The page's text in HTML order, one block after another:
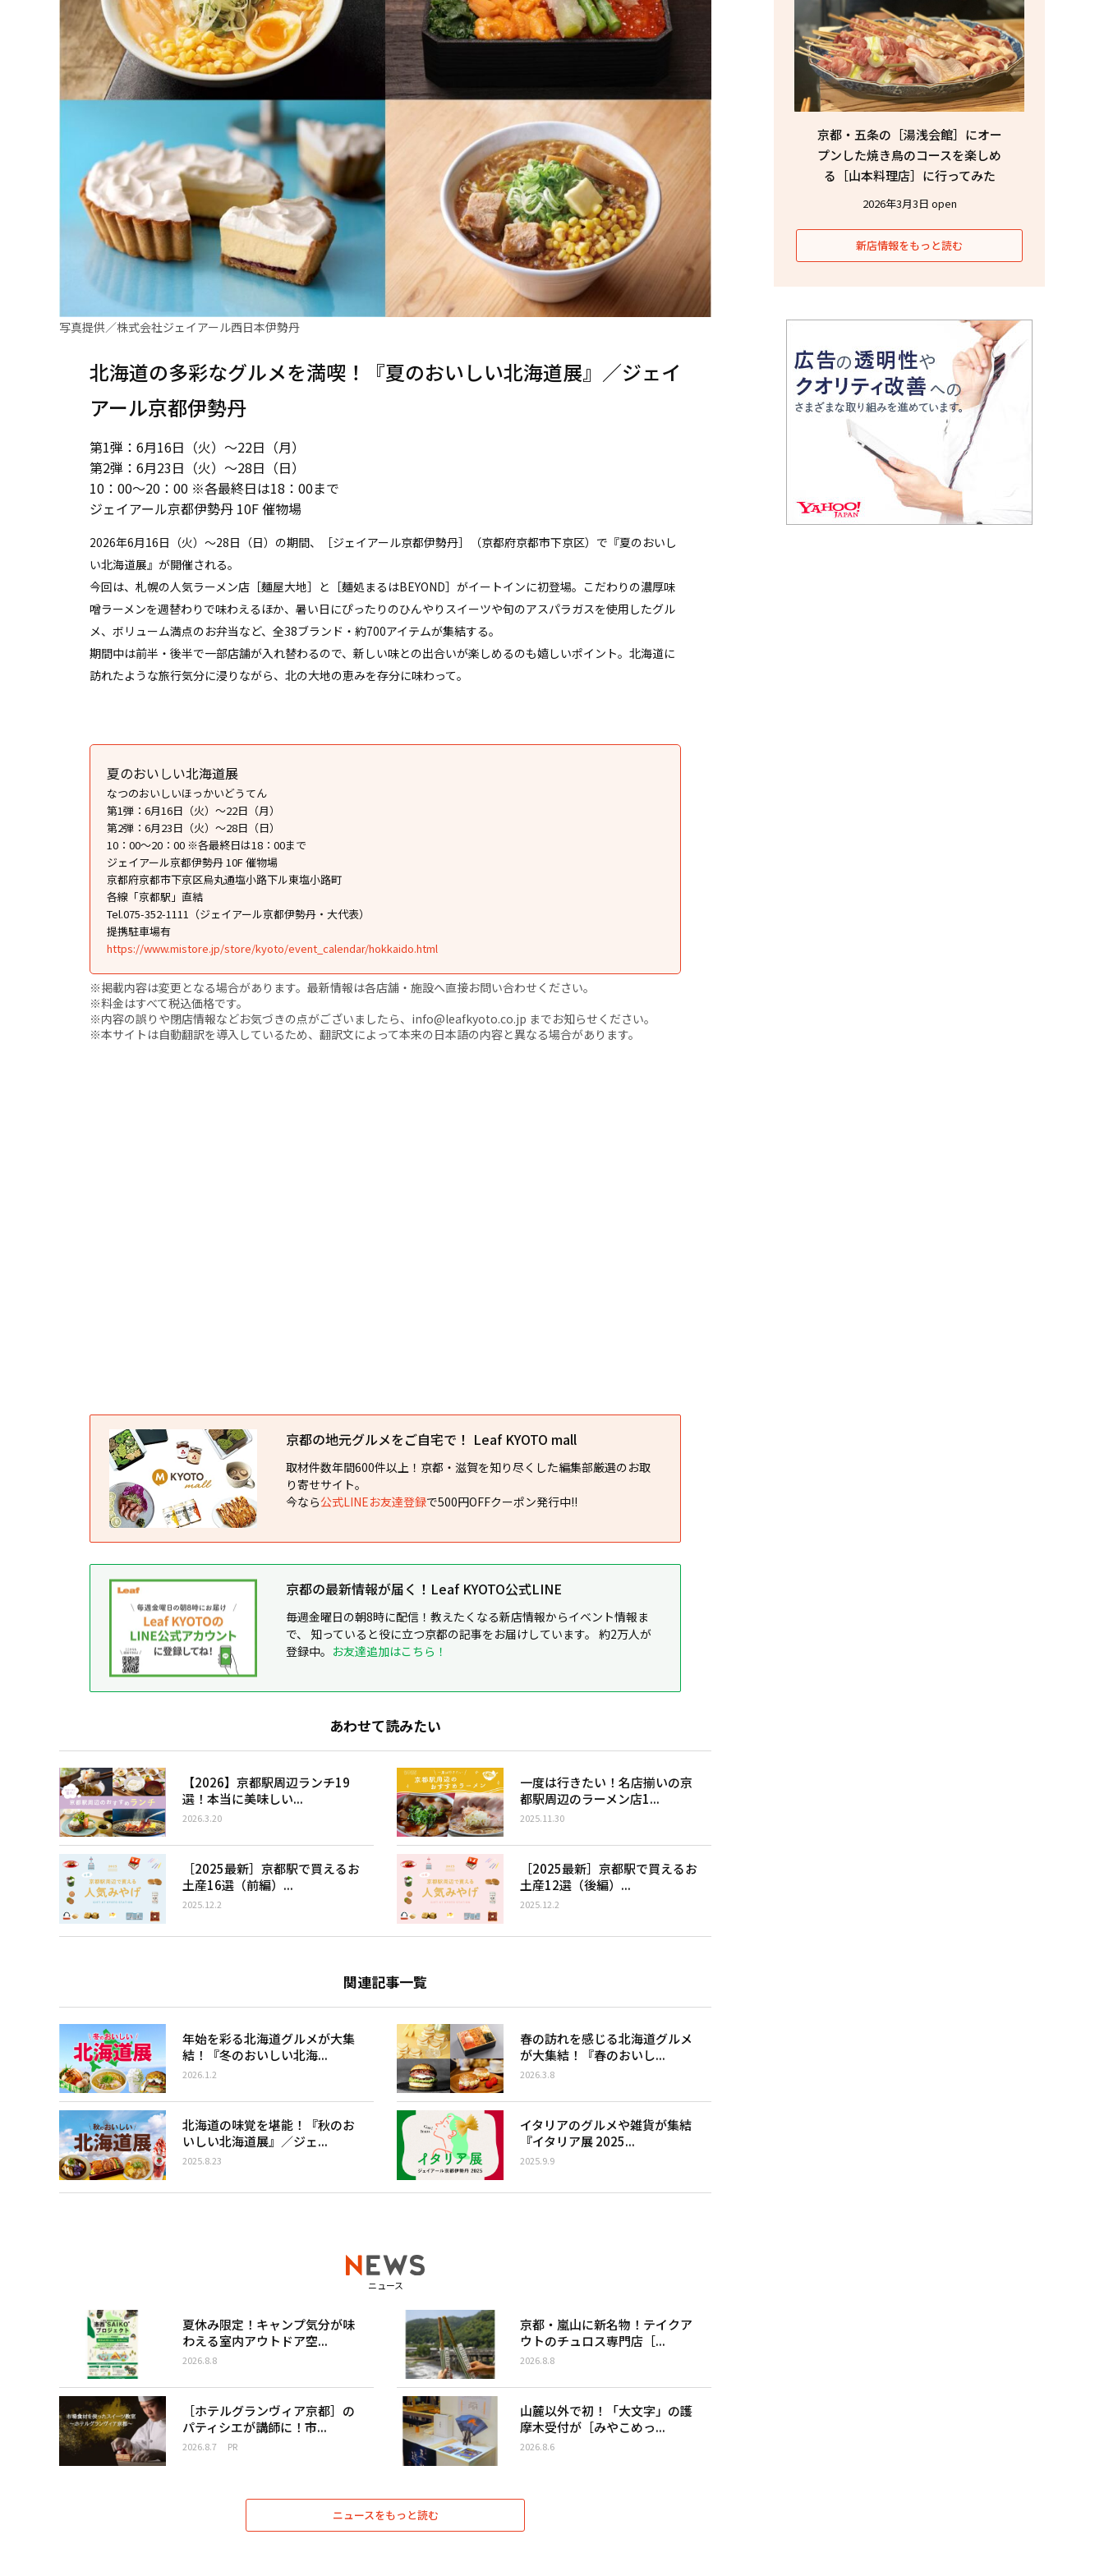
写真提供／株式会社ジェイアール西日本伊勢丹
北海道の多彩なグルメを満喫！『夏のおいしい北海道展』／ジェイ
アール京都伊勢丹
第1弾：6月16日（火）～22日（月）
第2弾：6月23日（火）〜28日（日）
10：00〜20：00 ※各最終日は18：00まで
ジェイアール京都伊勢丹 10F 催物場
2026年6月16日（火）〜28日（日）の期間、［ジェイアール京都伊勢丹］（京都府京都市下京区）で『夏のおいし
い北海道展』が開催される。
今回は、札幌の人気ラーメン店［麺屋大地］と［麺処まるはBEYOND］がイートインに初登場。こだわりの濃厚味
噌ラーメンを週替わりで味わえるほか、暑い日にぴったりのひんやりスイーツや旬のアスパラガスを使用したグル
メ、ボリューム満点のお弁当など、全38ブランド・約700アイテムが集結する。
期間中は前半・後半で一部店舗が入れ替わるので、新しい味との出合いが楽しめるのも嬉しいポイント。北海道に
訪れたような旅行気分に浸りながら、北の大地の恵みを存分に味わって。
夏のおいしい北海道展
なつのおいしいほっかいどうてん
第1弾：6月16日（火）～22日（月）
第2弾：6月23日（火）〜28日（日）
10：00〜20：00 ※各最終日は18：00まで
ジェイアール京都伊勢丹 10F 催物場
京都府京都市下京区烏丸通塩小路下ル東塩小路町
各線「京都駅」直結
Tel.075-352-1111（ジェイアール京都伊勢丹・大代表）
提携駐車場有
https://www.mistore.jp/store/kyoto/event_calendar/hokkaido.html
※掲載内容は変更となる場合があります。最新情報は各店舗・施設へ直接お問い合わせください。
※料金はすべて税込価格です。
※内容の誤りや閉店情報などお気づきの点がございましたら、info@leafkyoto.co.jp までお知らせください。
※本サイトは自動翻訳を導入しているため、翻訳文によって本来の日本語の内容と異なる場合があります。
京都の地元グルメをご自宅で！ Leaf KYOTO mall
取材件数年間600件以上！京都・滋賀を知り尽くした編集部厳選のお取
り寄せサイト。
今なら公式LINEお友達登録で500円OFFクーポン発行中!!
京都の最新情報が届く！Leaf KYOTO公式LINE
毎週金曜日の朝8時に配信！教えたくなる新店情報からイベント情報ま
で、 知っていると役に立つ京都の記事をお届けしています。 約2万人が
登録中。 お友達追加はこちら！
あわせて読みたい
【2026】京都駅周辺ランチ19
選！本当に美味しい...
2026.3.20
一度は行きたい！名店揃いの京
都駅周辺のラーメン店1...
2025.11.30
［2025最新］京都駅で買えるお
土産16選（前編）...
2025.12.2
［2025最新］京都駅で買えるお
土産12選（後編）...
2025.12.2
関連記事一覧
年始を彩る北海道グルメが大集
結！『冬のおいしい北海...
2026.1.2
春の訪れを感じる北海道グルメ
が大集結！『春のおいし...
2026.3.8
北海道の味覚を堪能！『秋のお
いしい北海道展』／ジェ...
2025.8.23
イタリアのグルメや雑貨が集結
『イタリア展 2025...
2025.9.9
ニュース
夏休み限定！キャンプ気分が味
わえる室内アウトドア空...
2026.8.8
京都・嵐山に新名物！テイクア
ウトのチュロス専門店［...
2026.8.8
［ホテルグランヴィア京都］の
パティシエが講師に！市...
2026.8.7 PR
山麓以外で初！「大文字」の護
摩木受付が［みやこめっ...
2026.8.6
ニュースをもっと読む
京都・五条の［湯浅会館］にオー
プンした焼き鳥のコースを楽しめ
る［山本料理店］に行ってみた
2026年3月3日 open
新店情報をもっと読む